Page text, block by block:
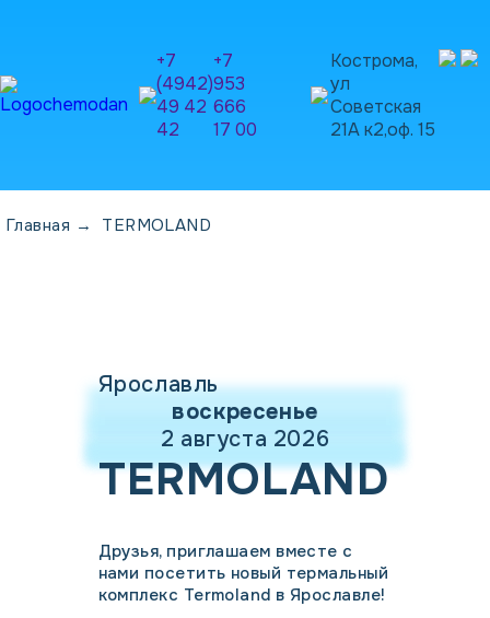
+7
(4942)
49 42
42
+7
953
666
17 00
Кострома,
ул
Советская
21А к2,оф. 15
Главная → TERMOLAND
Ярославль
воскресенье
2 августа 2026
TERMOLAND
Друзья, приглашаем вместе с
нами посетить новый термальный
комплекс Termoland в Ярославле!